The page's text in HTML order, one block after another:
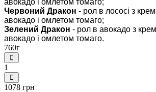
Червоний Дракон - рол в лососі з
авокадо і омлетом томаго;
Зелений Дракон - рол в авокадо з
авокадо і омлетом томаго.
760г
1
1078 грн